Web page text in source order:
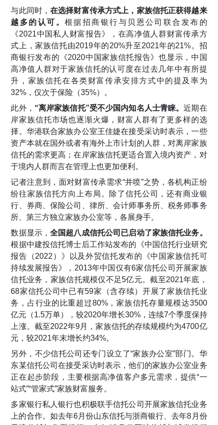
与此同时，在选择财富传承方式上，家族信托正获得越来
越多的认可。根据招商银行与贝恩公司联合发布的
《2021中国私人财富报告》，在高净值人群财富传承方
式上，家族信托由2019年的20%升至2021年的21%。招
商银行发布的《2020中国家族信托报告》也显示，中国
高净值人群对于家族信托的认可度在过去几年中有所提
升，家族信托在各类财富传承安排方式中的提及率为
32%，仅次于保险（35%）。
此外， “离岸家族信托”受不少国内知名人士青睐。近期在
岸家族信托市场也逐渐火爆，财富人群有了更多样的选
择。华港联合家族办公室王佳婕在接受采访时表示，一些
资产本就在国外或者有海外上市计划的人群，对离岸家族
信托的需求更高；在岸家族信托更适合置入境内资产，对
于境内人群而言在管理上也更加便利。
记者注意到，面对财富传承需求“井喷”之势，各机构正纷
纷往家族信托方向上布局。除了信托公司，还有商业银
行、券商、保险公司、律所、会计师事务所、税务师事务
所、第三方独立家族办公室等，各展身手。
数据显示，全国超八成信托公司已启动了家族信托业务。
根据中建投信托博士后工作站发布的《中国信托行业研究
报告（2022）》以及外贸信托发布的《中国家族信托可
持续发展报告》，2013年中国仅有6家信托公司开展家族
信托业务，家族信托规模仅不足5亿元。截至2021年底，
68家信托公司中已有59家（含存续）开展了家族信托业
务，占行业的比重超过80%，家族信托存量规模达3500
亿元（1.5万单），较2020年增长30%，连续7个季度保持
上涨。截至2022年9月，家族信托的存续规模约为4700亿
元，较2021年末增长约34%。
另外，不少信托公司还专门设立了“家族办公室”部门。华
东某信托公司在接受采访时表示，他们的家族办公室业务
正在起步阶段，主要根据高净值客户多元需求，提供“一
站式”“管家式”家族财富服务。
多家银行私人银行也积极联手信托公司开展家族信托业务
上的合作。如去年6月份山东信托与浙商银行、去年8月份